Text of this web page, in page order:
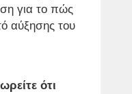
για το πώς
αύξησης του
ότι